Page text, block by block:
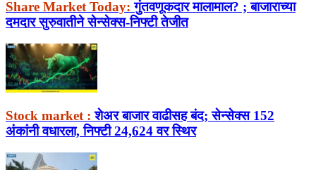
Share Market Today: गुंतवणूकदार मालामाल? ; बाजाराच्या
दमदार सुरुवातीने सेन्सेक्स-निफ्टी तेजीत
Stock market : शेअर बाजार वाढीसह बंद; सेन्सेक्स 152
अंकांनी वधारला, निफ्टी 24,624 वर स्थिर